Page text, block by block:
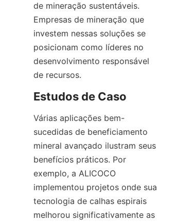
de mineração sustentáveis.
Empresas de mineração que
investem nessas soluções se
posicionam como líderes no
desenvolvimento responsável
Várias aplicações bem-
sucedidas de beneficiamento
mineral avançado ilustram seus
benefícios práticos. Por
exemplo, a ALICOCO
implementou projetos onde sua
tecnologia de calhas espirais
melhorou significativamente as